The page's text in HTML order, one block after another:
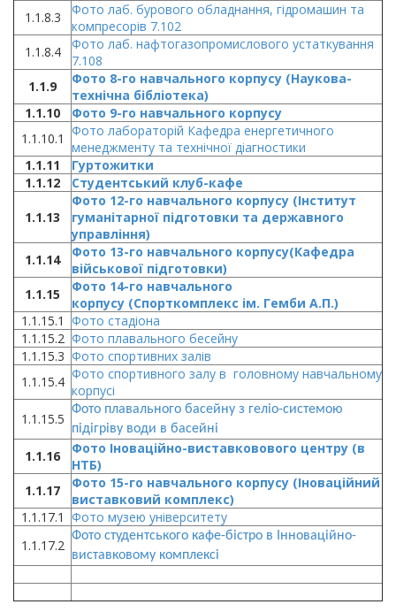
1.1.8.3
Фото лаб. бурового обладнання, гідромашин та
компресорів 7.102
1.1.8.4
Фото лаб. нафтогазопромислового устаткування
7.108
1.1.9
Фото 8-го навчального корпусу (Наукова-
технічна бібліотека)
1.1.10
Фото 9-го навчального корпусу
1.1.10.1 Фото лабораторій Кафедра енергетичного
менеджменту та технічної діагностики
1.1.11
Гуртожитки
1.1.12
Студентський клуб-кафе
1.1.13
Фото 12-го навчального корпусу (Інститут
гуманітарної підготовки та державного
управління)
1.1.14
Фото 13-го навчального корпусу(Кафедра
військової підготовки)
1.1.15
Фото 14-го навчального
корпусу (Спорткомплекс ім. Гемби А.П.)
1.1.15.1 Фото стадіона
1.1.15.2 Фото плавального бесейну
1.1.15.3 Фото спортивних залів
1.1.15.4 Фото спортивного залу в головному навчальному
корпусі
1.1.15.5
Фото плавального басейну з геліо-системою
підігріву води в басейні
1.1.16
Фото Іноваційно-виставковового центру (в
НТБ)
1.1.17
Фото 15-го навчального корпусу (Іноваційний
виставковий комплекс)
1.1.17.1 Фото музею університету
1.1.17.2
Фото студентського кафе-бістро в Інноваційно-
виставковому комплексі